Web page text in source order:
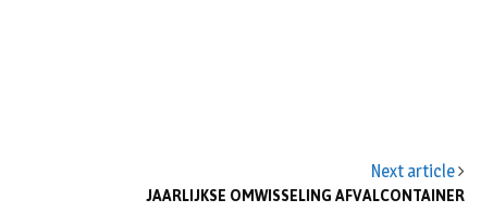
Next article
JAARLIJKSE OMWISSELING AFVALCONTAINER